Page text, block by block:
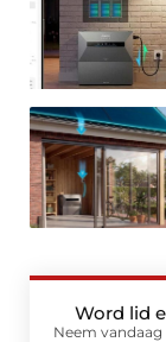
Word lid
Neem